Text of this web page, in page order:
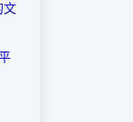
文